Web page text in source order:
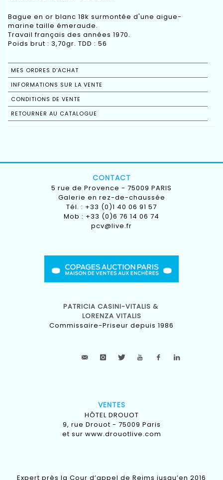
Bague en or blanc 18k surmontée d'une aigue-
marine taille émeraude.
Travail français des années 1970.
Poids brut : 3,70gr. TDD : 56
MES ORDRES D'ACHAT
INFORMATIONS SUR LA VENTE
CONDITIONS DE VENTE
RETOURNER AU CATALOGUE
CONTACT
5 rue de Provence - 75009 PARIS
Galerie en rez-de-chaussée
Tél. : +33 (0)1 40 06 91 57
Mob : +33 (0)6 76 14 06 74
pcv@live.fr
PATRICIA CASINI-VITALIS &
LORENZA VITALIS
Commissaire-Priseur depuis 1986
VENTES
HÔTEL DROUOT
9, rue Drouot - 75009 Paris
et sur www.drouotlive.com
Expert près la Cour d’appel de Reims jusqu’en 2016